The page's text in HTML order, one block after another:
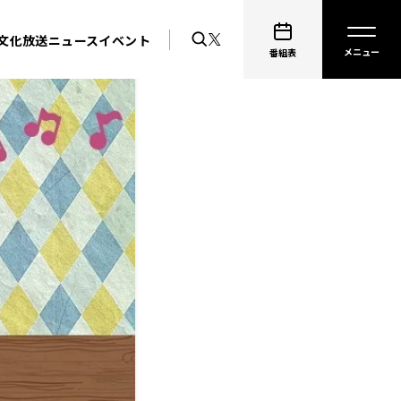
化放送ニュースイベント
番組表